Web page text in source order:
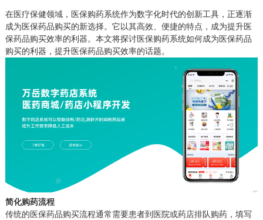
在医疗保健领域，医保购药系统作为数字化时代的创新工具，正逐渐
成为医保药品购买的新选择。它以其高效、便捷的特点，成为提升医
保药品购买效率的利器。本文将探讨医保购药系统如何成为医保药品
购买的利器，提升医保药品购买效率的话题。
简化购药流程
传统的医保药品购买流程通常需要患者到医院或药店排队购药，填写